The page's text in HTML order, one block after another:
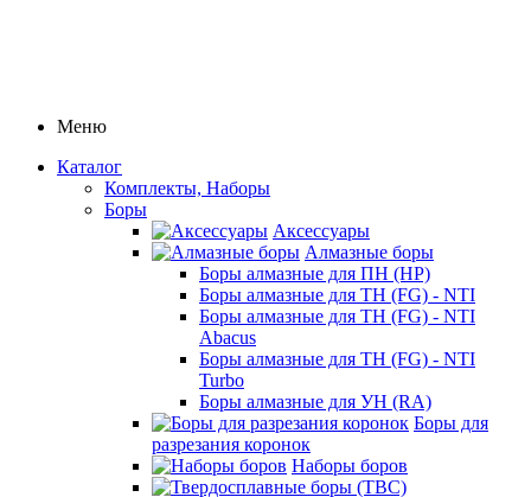
Меню
Каталог
Комплекты, Наборы
Боры
Аксессуары
Алмазные боры
Боры алмазные для ПН (HP)
Боры алмазные для ТН (FG) - NTI
Боры алмазные для ТН (FG) - NTI
Abacus
Боры алмазные для ТН (FG) - NTI
Turbo
Боры алмазные для УН (RA)
Боры для
разрезания коронок
Наборы боров